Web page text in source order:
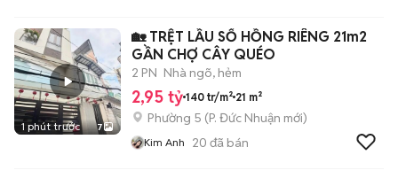
1 phút trước 7
🏡 TRỆT LẦU SỔ HỒNG RIÊNG 21m2
GẦN CHỢ CÂY QUÉO
2 PN Nhà ngõ, hẻm
2,95 tỷ 140 tr/m² 21 m²
Phường 5 (P. Đức Nhuận mới)
Kim Anh 20 đã bán